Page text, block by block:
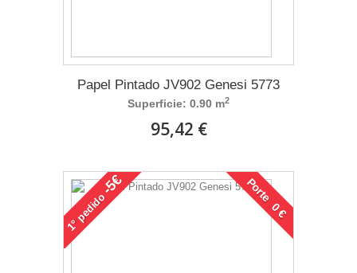
Papel Pintado JV902 Genesi 5773
Superficie: 0.90 m2
95,42 €
1°
pedido
-5€ Porte 0 €